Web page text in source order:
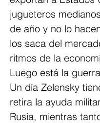
jugueteros
de año y no lo
los saca del
ritmos de la
Luego está la
Un día Zelensky
retira la ayuda
Rusia, mientras